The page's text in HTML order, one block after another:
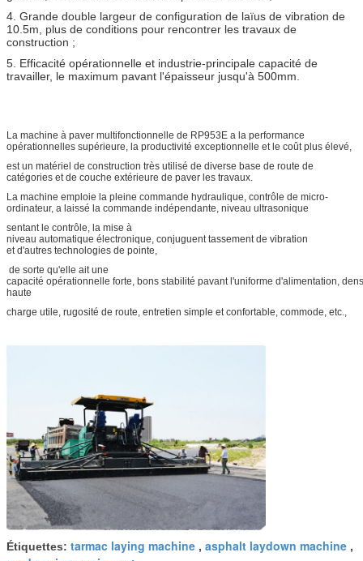
4. Grande double largeur de configuration de laïus de vibration de
10.5m, plus de conditions pour rencontrer les travaux de
construction ;
5. Efficacité opérationnelle et industrie-principale capacité de
travailler, le maximum pavant l'épaisseur jusqu'à 500mm.
La machine à paver multifonctionnelle de RP953E a la performance
opérationnelles supérieure, la productivité exceptionnelle et le coût plus élevé,
est un matériel de construction très utilisé de diverse base de route de
catégories et de couche extérieure de paver les travaux.
La machine emploie la pleine commande hydraulique, contrôle de micro-
ordinateur, a laissé la commande indépendante, niveau ultrasonique
sentant le contrôle, la mise à
niveau automatique électronique, conjuguent tassement de vibration
et d'autres technologies de pointe,
de sorte qu'elle ait une
capacité opérationnelle forte, bons stabilité pavant l'uniforme d'alimentation,
haute
charge utile, rugosité de route, entretien simple et confortable, commode, etc.,
Étiquettes: tarmac laying machine , asphalt laydown machine ,